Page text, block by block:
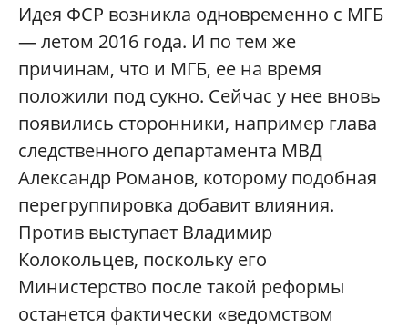
Идея ФСР возникла одновременно с МГБ
— летом 2016 года. И по тем же
причинам, что и МГБ, ее на время
положили под сукно. Сейчас у нее вновь
появились сторонники, например глава
следственного департамента МВД
Александр Романов, которому подобная
перегруппировка добавит влияния.
Против выступает Владимир
Колокольцев, поскольку его
Министерство после такой реформы
останется фактически «ведомством